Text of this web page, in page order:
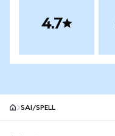
4.7
SAI/SPELL